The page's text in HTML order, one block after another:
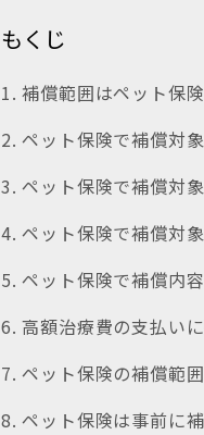
もくじ
1. 補償範囲はペット保
2. ペット保険で補償対
3. ペット保険で補償対
4. ペット保険で補償対
5. ペット保険で補償内
6. 高額治療費の支払い
7. ペット保険の補償範
8. ペット保険は事前に